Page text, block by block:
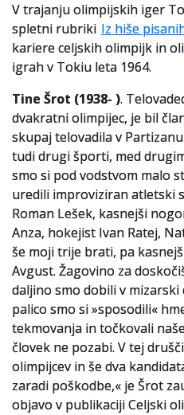
Za ustvarjalce
Strokovna usposabljanja za uslužbence
Gradivo
Register ustvarjalcev
Arhivske škatle
Projekti
Slovenski elektronski arhiv
Anonimka
Virtualni.ZAC
Publikacije
V trajanju olimpijskih iger
spletni rubriki Iz hiše
kariere celjskih olimpijk in
igrah v Tokiu leta 1964.
Tine Šrot (1938- ).
dvakratni olimpijec, je bil
skupaj telovadila v
tudi drugi športi, med
smo si pod vodstvom malo
uredili improviziran atletski
Roman Lešek, kasnejši
Anza, hokejist Ivan Ratej,
še moji trije brati, pa
Avgust. Žagovino za
daljino smo dobili v mizarski
palico smo si »sposodili«
tekmovanja in točkovali
človek ne pozabi. V tej
olimpijcev in še dva
zaradi poškodbe,« je Šrot
objavo v publikaciji Celjski